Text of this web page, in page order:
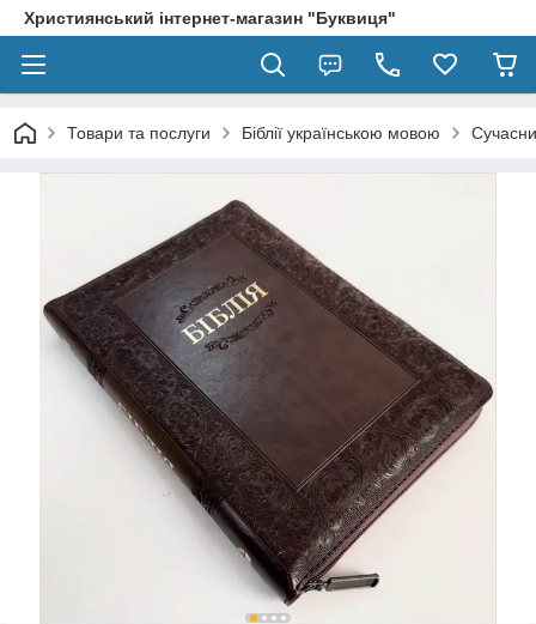
Християнський інтернет-магазин "Буквиця"
Товари та послуги Біблії українською мовою